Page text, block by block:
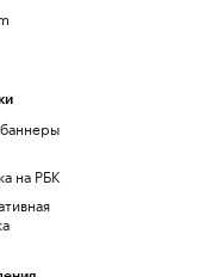
на РБК